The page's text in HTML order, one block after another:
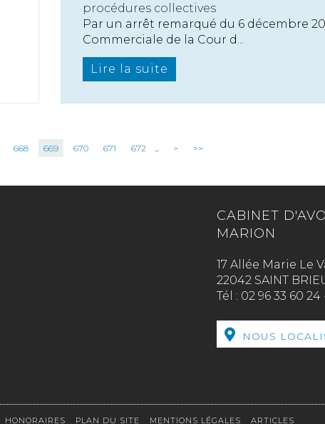
procédures collectives
Par un arrêt remarqué du 6 décembre
Commerciale de la Cour d...
Lire la suite
668 669 670 671 672 ... > >>
CABINET
MARION
17 Allée Marie Le
22042 SAINT
Tél : 02 96 33 60 24
NOUS
HONORAIRES PLAN DU SITE MENTIONS LÉGALES ARTICLES